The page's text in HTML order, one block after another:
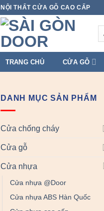
NỘI THẤT CỬA GỖ CAO CẤP
TRANG CHỦ CỬA GỖ
DANH MỤC SẢN PHẨM
Cửa chống cháy
Cửa gỗ
Cửa nhựa
Cửa nhựa @Door
Cửa nhựa ABS Hàn Quốc